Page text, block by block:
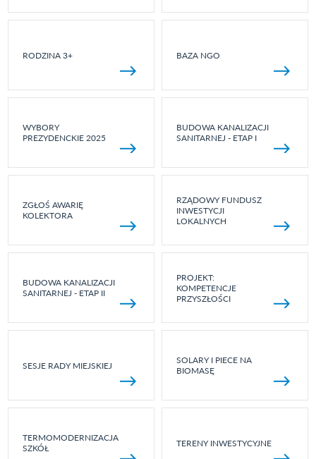
RODZINA 3+ BAZA NGO
WYBORY
PREZYDENCKIE 2025
BUDOWA KANALIZACJI
SANITARNEJ - ETAP I
ZGŁOŚ AWARIĘ
KOLEKTORA
RZĄDOWY FUNDUSZ
INWESTYCJI
LOKALNYCH
BUDOWA KANALIZACJI
SANITARNEJ - ETAP II
PROJEKT:
KOMPETENCJE
PRZYSZŁOŚCI
SESJE RADY MIEJSKIEJ
SOLARY I PIECE NA
BIOMASĘ
TERMOMODERNIZACJA
SZKÓŁ
TERENY INWESTYCYJNE